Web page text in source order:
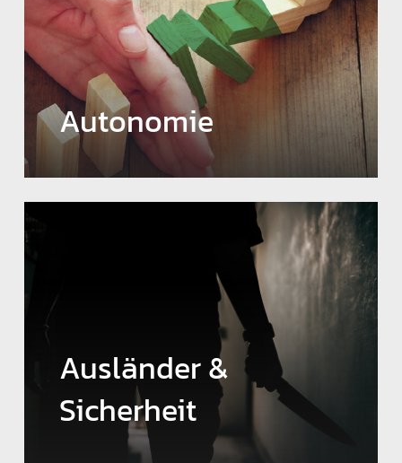
Autonomie
Ausländer &
Sicherheit